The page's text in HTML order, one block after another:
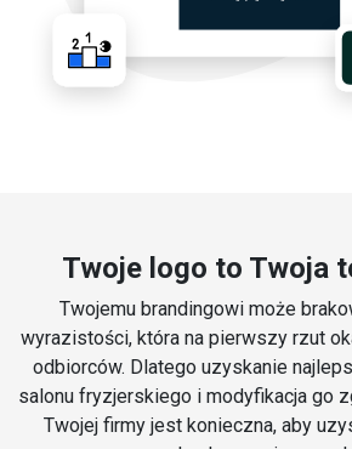
Twoje logo to Twoja
Twojemu brandingowi może
wyrazistości, która na pierwszy rzut
odbiorców. Dlatego uzyskanie
salonu fryzjerskiego i modyfikacja go
Twojej firmy jest konieczna, aby